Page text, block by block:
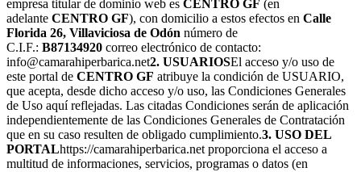
empresa titular de dominio web es CENTRO GF (en
adelante CENTRO GF), con domicilio a estos efectos en Calle
Florida 26, Villaviciosa de Odón número de
C.I.F.: B87134920 correo electrónico de contacto:
info@camarahiperbarica.net2. USUARIOSEl acceso y/o uso de
este portal de CENTRO GF atribuye la condición de USUARIO,
que acepta, desde dicho acceso y/o uso, las Condiciones Generales
de Uso aquí reflejadas. Las citadas Condiciones serán de aplicación
independientemente de las Condiciones Generales de Contratación
que en su caso resulten de obligado cumplimiento.3. USO DEL
PORTALhttps://camarahiperbarica.net proporciona el acceso a
multitud de informaciones, servicios, programas o datos (en